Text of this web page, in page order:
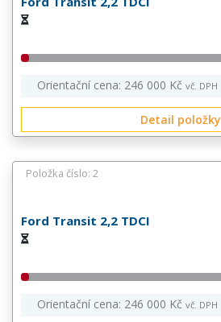
Orientační cena: 246 000 Kč vč. DPH
Detail položky
Položka číslo: 2
Ford Transit 2,2 TDCI
Orientační cena: 246 000 Kč vč. DPH